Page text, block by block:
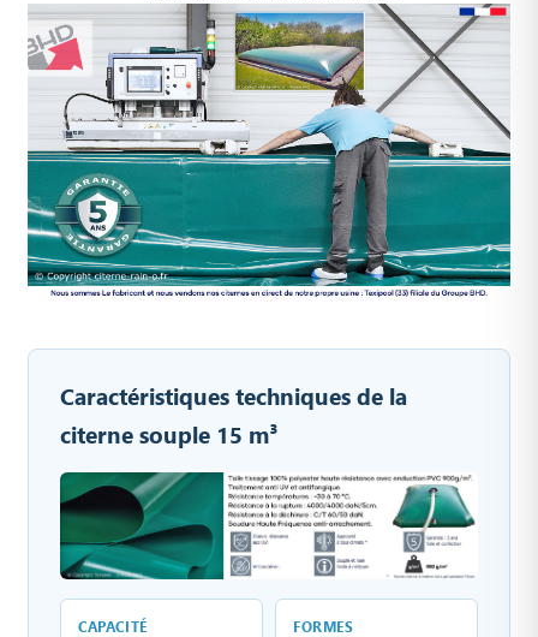
Caractéristiques techniques de la
citerne souple 15 m³
CAPACITÉ FORMES